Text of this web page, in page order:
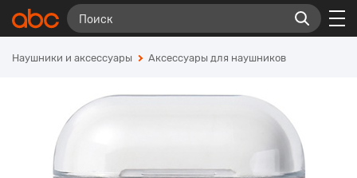
Наушники и аксессуары Аксессуары для наушников